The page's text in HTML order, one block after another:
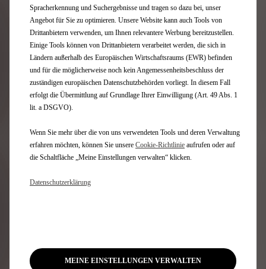
Code 1671163180
SCHLÜSSEL
Quantity
Spracherkennung und Suchergebnisse und tragen so dazu bei, unser
Angebot für Sie zu optimieren. Unsere Website kann auch Tools von
Drittanbietern verwenden, um Ihnen relevantere Werbung bereitzustellen.
Einige Tools können von Drittanbietern verarbeitet werden, die sich in
Ländern außerhalb des Europäischen Wirtschaftsraums (EWR) befinden
und für die möglicherweise noch kein Angemessenheitsbeschluss der
zuständigen europäischen Datenschutzbehörden vorliegt. In diesem Fall
erfolgt die Übermittlung auf Grundlage Ihrer Einwilligung (Art. 49 Abs. 1
lit. a DSGVO).
Wenn Sie mehr über die von uns verwendeten Tools und deren Verwaltung
erfahren möchten, können Sie unsere Cookie‑Richtlinie aufrufen oder auf
die Schaltfläche „Meine Einstellungen verwalten“ klicken.
Datenschutzerklärung
MEINE EINSTELLUNGEN VERWALTEN